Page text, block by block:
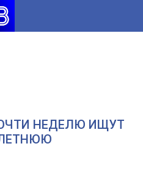
НЕДЕЛЮ ИЩУТ